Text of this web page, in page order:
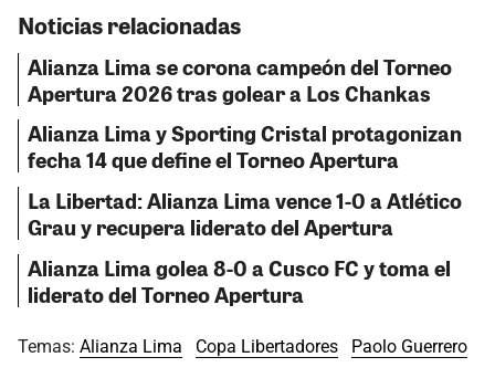
Noticias relacionadas
Alianza Lima se corona campeón del Torneo
Apertura 2026 tras golear a Los Chankas
Alianza Lima y Sporting Cristal protagonizan
fecha 14 que define el Torneo Apertura
La Libertad: Alianza Lima vence 1-0 a Atlético
Grau y recupera liderato del Apertura
Alianza Lima golea 8-0 a Cusco FC y toma el
liderato del Torneo Apertura
Temas: Alianza Lima Copa Libertadores Paolo Guerrero